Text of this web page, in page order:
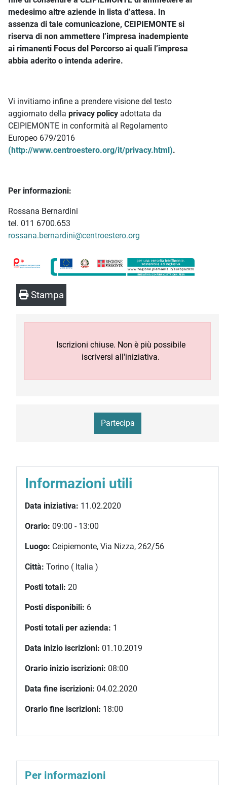
medesimo altre aziende in lista d’attesa. In
assenza di tale comunicazione, CEIPIEMONTE si
riserva di non ammettere l’impresa inadempiente
ai rimanenti Focus del Percorso ai quali l’impresa
abbia aderito o intenda aderire.
Vi invitiamo infine a prendere visione del testo
aggiornato della privacy policy adottata da
CEIPIEMONTE in conformità al Regolamento
Europeo 679/2016
(http://www.centroestero.org/it/privacy.html).
Per informazioni:
Rossana Bernardini
tel. 011 6700.653
rossana.bernardini@centroestero.org
Stampa
Iscrizioni chiuse. Non è più possibile
iscriversi all'iniziativa.
Partecipa
Informazioni utili
Data iniziativa: 11.02.2020
Orario: 09:00 - 13:00
Luogo: Ceipiemonte, Via Nizza, 262/56
Città: Torino ( Italia )
Posti totali: 20
Posti disponibili: 6
Posti totali per azienda: 1
Data inizio iscrizioni: 01.10.2019
Orario inizio iscrizioni: 08:00
Data fine iscrizioni: 04.02.2020
Orario fine iscrizioni: 18:00
Per informazioni